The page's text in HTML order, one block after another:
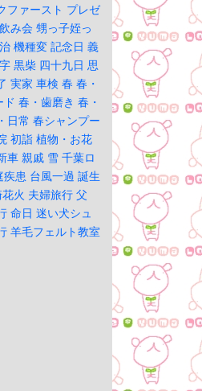
ファースト プレゼ
飲み会 甥っ子姪っ
機種変 記念日 義
黒柴 四十九日 思
実家 車検 春 春・
ド 春・歯磨き 春・
日常 春シャンプー
初詣 植物・お花
車 親戚 雪 千葉ロ
疾患 台風一過 誕生
火 夫婦旅行 父
命日 迷い犬シュ
羊毛フェルト教室